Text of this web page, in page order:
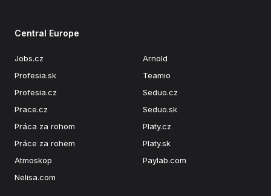
Central Europe
Jobs.cz
Profesia.sk
Profesia.cz
Prace.cz
Práca za rohom
Práce za rohem
Atmoskop
Nelisa.com
Arnold
Teamio
Seduo.cz
Seduo.sk
Platy.cz
Platy.sk
Paylab.com